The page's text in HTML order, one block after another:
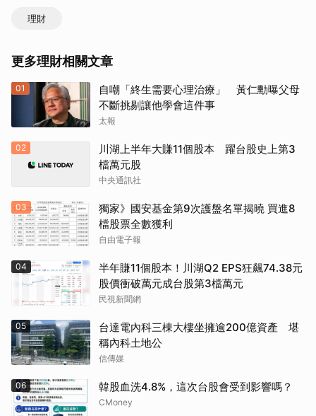
理財
更多理財相關文章
01
自嘲「終生需要心理治療」 黃仁勳曝父母
不斷挑剔讓他學會這件事
太報
02
川湖上半年大賺11個股本 躍台股史上第3
檔萬元股
中央通訊社
03
獨家》國安基金第9次護盤名單揭曉 買進8
檔股票全數獲利
自由電子報
04
半年賺11個股本！川湖Q2 EPS狂飆74.38元
股價衝破萬元成台股第3檔萬元
民視新聞網
05
台達電內科三棟大樓坐擁逾200億資產 堪
稱內科土地公
信傳媒
06 韓股血洗4.8%，這次台股會受到影響嗎？
CMoney